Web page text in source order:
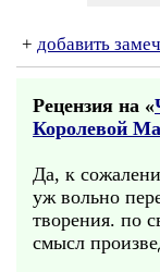
+ добавить
Рецензия на «
Королевой
Да, к
уж вольно
творения. по
смысл